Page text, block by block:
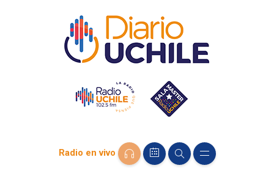
Radio en vivo